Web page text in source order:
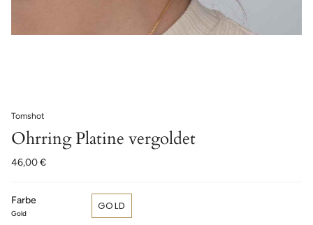
Tomshot
Ohrring Platine vergoldet
46,00 €
Farbe
Gold
GOLD